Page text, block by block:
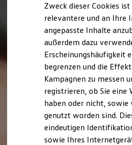
Kaufoptionen
E-Auto-Förderung
Software und
Die ID. Software 6
ID. Software
Digitale Extras
Schnittstellen zu
Hybridautos
Marke und Erlebnis
Volkswagen R und R
R-Modelle
R Experience
Driving Experience
Volkswagen entdecken
Werkbesichtigung
Zweck dieser Cookies
relevantere und an Ihre
angepasste Inhalte
außerdem dazu
Erscheinungshäufigkeit
begrenzen und die
Kampagnen zu messen
registrieren, ob Sie eine
haben oder nicht, sowie
genutzt worden sind.
eindeutigen
sowie Ihres